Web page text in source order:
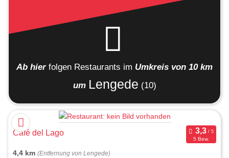
Ab hier folgen Restaurants im Umkreis von 10 km
um Lengede (10)
Café del Lago
5 Bew.
4,4 km (Entfernung von Lengede)